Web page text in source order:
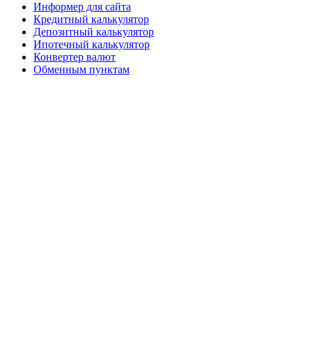
Информер для сайта
Кредитный калькулятор
Депозитный калькулятор
Ипотечный калькулятор
Конвертер валют
Обменным пунктам